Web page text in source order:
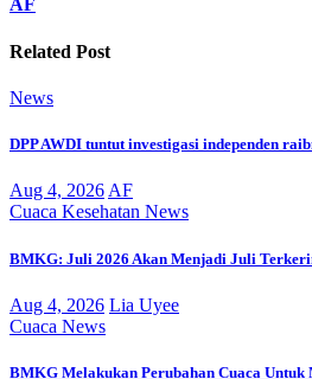
AF
Related Post
News
DPP AWDI tuntut investigasi independen
Aug 4, 2026 AF
Cuaca Kesehatan News
BMKG: Juli 2026 Akan Menjadi Juli
Aug 4, 2026 Lia Uyee
Cuaca News
BMKG Melakukan Perubahan Cuaca Untuk